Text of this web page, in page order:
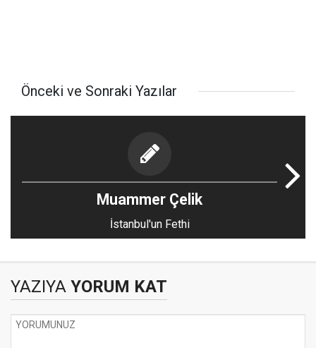
Önceki ve Sonraki Yazılar
Muammer Çelik
İstanbul'un Fethi
YAZIYA YORUM KAT